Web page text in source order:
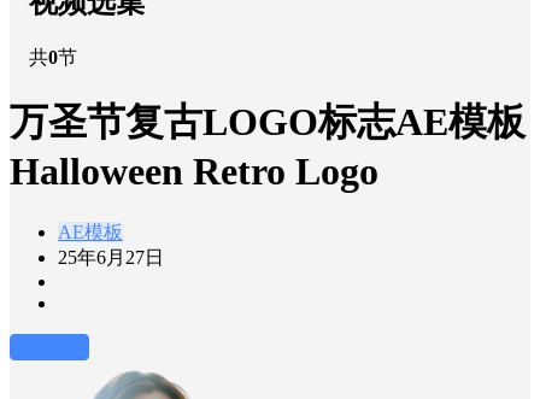
共0节
万圣节复古LOGO标志AE模板
Halloween Retro Logo
AE模板
25年6月27日